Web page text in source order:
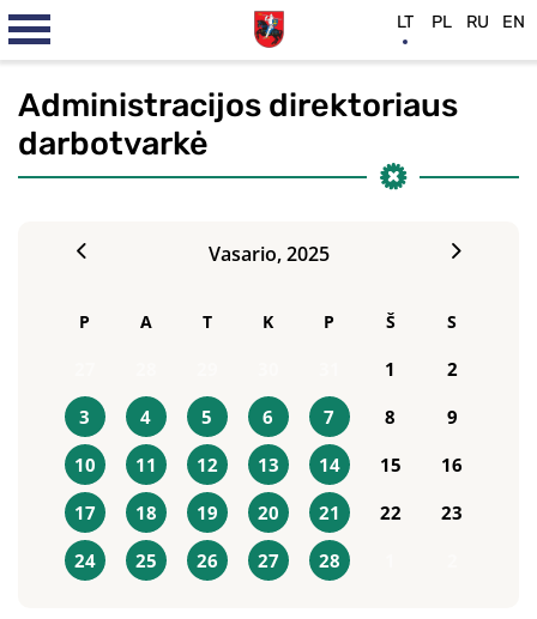
Administracijos direktoriaus
darbotvarkė
Vasario, 2025
P A T K P Š S
1
2
3
4 5 6 7 8
9
10
11 12 13 14 15
16
17
18 19 20 21 22
23
24
25 26 27 28
LT PL RU EN